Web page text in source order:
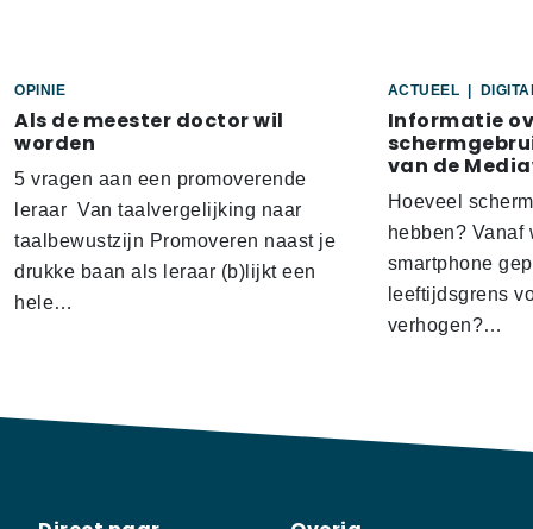
OPINIE
Als de meester doctor wil
worden
5 vragen aan een promoverende
leraar Van taalvergelijking naar
taalbewustzijn Promoveren naast je
drukke baan als leraar (b)lijkt een
hele…
ACTUEEL
Informatie
van de
Hoeveel
hebben?
smartphone
leeftijdsgrens
verhogen?…